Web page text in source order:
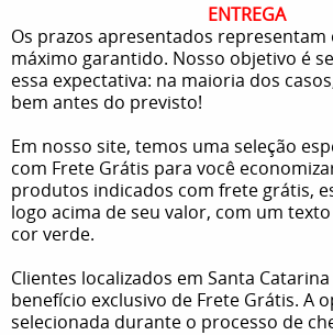
ENTREGA
Os prazos apresentados representam
máximo garantido. Nosso objetivo é
essa expectativa: na maioria dos
bem antes do previsto!
Em nosso site, temos uma seleção
com Frete Grátis para você
produtos indicados com frete grátis,
logo acima de seu valor, com um texto
cor verde.
Clientes localizados em Santa
benefício exclusivo de Frete Grátis. A
selecionada durante o processo de